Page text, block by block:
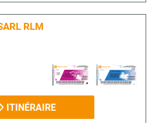
RLM
ITINÉRAIRE